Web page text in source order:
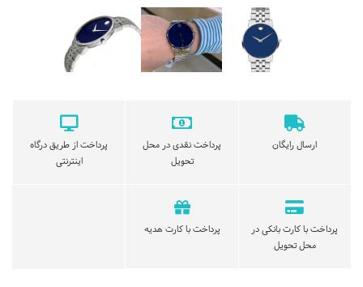
ارسال رایگان
پرداخت نقدی در محل
تحویل
پرداخت از طریق درگاه
اینترنتی
پرداخت با کارت بانکی در
محل تحویل
پرداخت با کارت هدیه